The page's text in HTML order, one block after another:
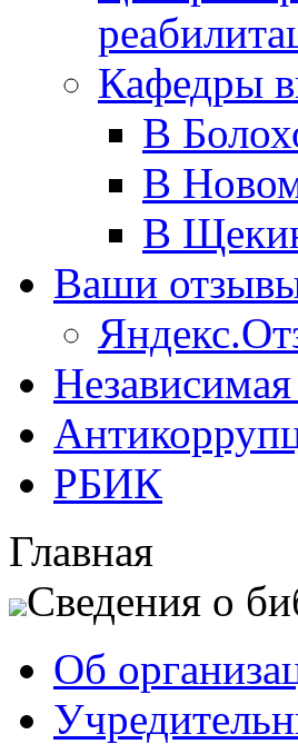
Кафедры
В
В
В
Ваши
РБИК
Главная
Сведения о
Об